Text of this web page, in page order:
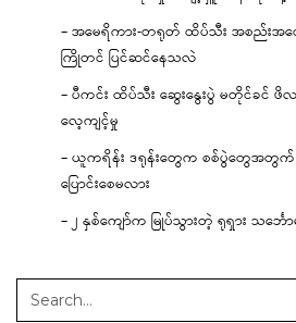
– အမေရိကား-တရုတ် ထိပ်သီး အစည်းအဝ
ကြိုတင် ပြင်ဆင်နေသလဲ
– ပီကင်း ထိပ်သီး ဆွေးနွေးပွဲ မတိုင်ခင်
လေ့ကျင့်မှု
– ယူကရိန်း ဒရုန်းတွေက စစ်ပွဲတွေအတွ
ပြောင်းစေမလား
– ၂ နှစ်ကျော်က မြုပ်သွားတဲ့ ရုရှား သင်္ဘ